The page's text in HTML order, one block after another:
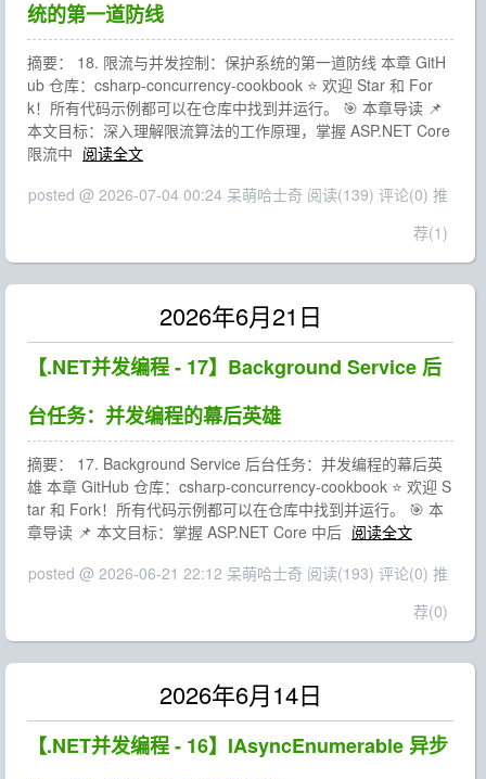
统的第一道防线
摘要： 18. 限流与并发控制：保护系统的第一道防线 本章 GitH
ub 仓库：csharp-concurrency-cookbook ⭐ 欢迎 Star 和 For
k！所有代码示例都可以在仓库中找到并运行。 🎯 本章导读 📌
本文目标：深入理解限流算法的工作原理，掌握 ASP.NET Core
限流中 阅读全文
posted @ 2026-07-04 00:24 呆萌哈士奇 阅读(139) 评论(0) 推
荐(1)
2026年6月21日
【.NET并发编程 - 17】Background Service 后
台任务：并发编程的幕后英雄
摘要： 17. Background Service 后台任务：并发编程的幕后英
雄 本章 GitHub 仓库：csharp-concurrency-cookbook ⭐ 欢迎 S
tar 和 Fork！所有代码示例都可以在仓库中找到并运行。 🎯 本
章导读 📌 本文目标：掌握 ASP.NET Core 中后 阅读全文
posted @ 2026-06-21 22:12 呆萌哈士奇 阅读(193) 评论(0) 推
荐(0)
2026年6月14日
【.NET并发编程 - 16】IAsyncEnumerable 异步